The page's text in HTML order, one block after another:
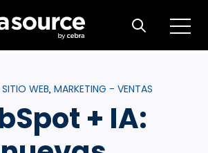
Open
Open search
SITIO WEB, MARKETING - VENTAS
+ IA: